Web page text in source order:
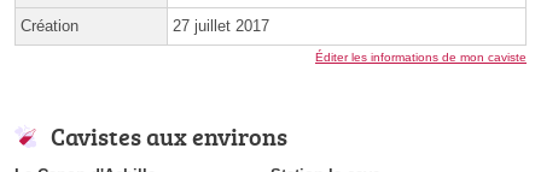
Création 27 juillet 2017
Éditer les informations de mon caviste
Cavistes aux environs